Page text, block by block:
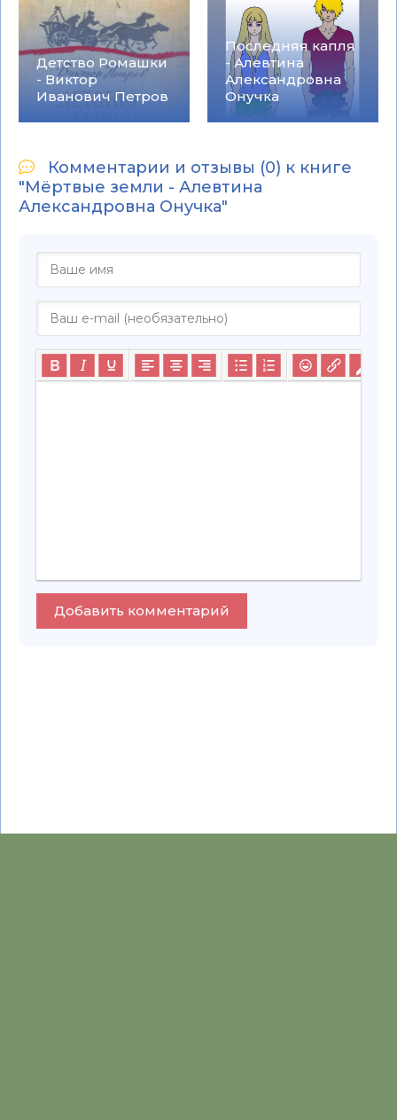
Детство Ромашки
- Виктор
Иванович Петров
Последняя капля
- Алевтина
Александровна
Онучка
Комментарии и отзывы (0) к книге
"Мёртвые земли - Алевтина
Александровна Онучка"
Добавить комментарий